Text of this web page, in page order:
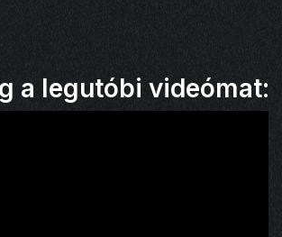
a legutóbi videómat: